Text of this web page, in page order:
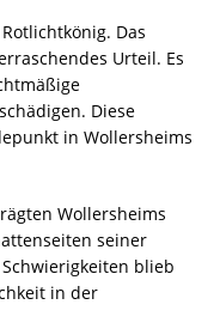
Das
Urteil. Es
Diese
in Wollersheims
Wollersheims
seiner
blieb
in der